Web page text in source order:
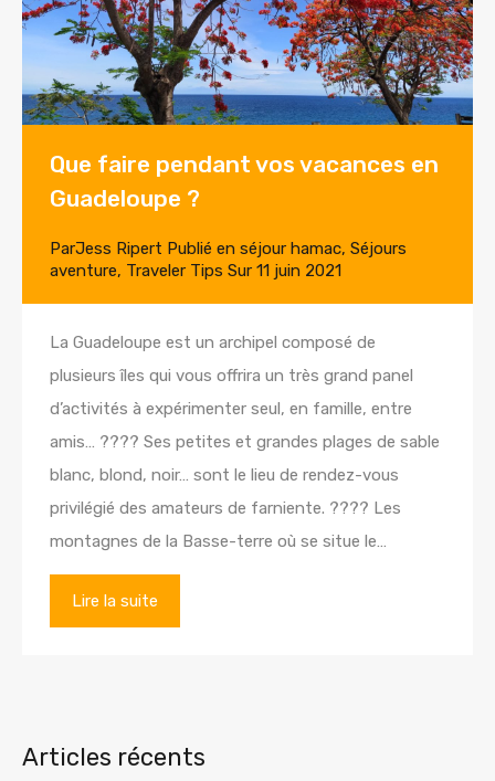
Que faire pendant vos vacances en
Guadeloupe ?
ParJess Ripert Publié en séjour hamac, Séjours
aventure, Traveler Tips Sur 11 juin 2021
La Guadeloupe est un archipel composé de
plusieurs îles qui vous offrira un très grand panel
d’activités à expérimenter seul, en famille, entre
amis… ???? Ses petites et grandes plages de sable
blanc, blond, noir… sont le lieu de rendez-vous
privilégié des amateurs de farniente. ???? Les
montagnes de la Basse-terre où se situe le…
Lire la suite
Articles récents